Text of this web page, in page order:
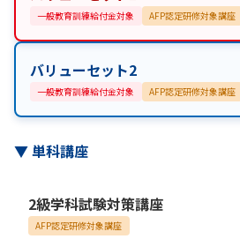
一般教育訓練給付金対象 AFP認定研修対象講座
バリューセット2
一般教育訓練給付金対象 AFP認定研修対象講座
▼単科講座
2級学科試験対策講座
AFP認定研修対象講座